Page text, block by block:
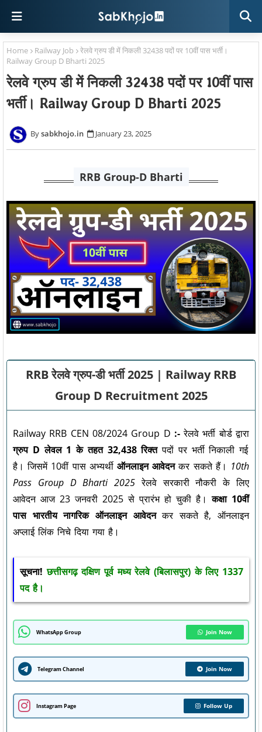
Home Railway Job
रेलवे ग्रुप डी में निकली 32438 पदों पर 10वीं पास भर्ती।
Railway Group D Bharti 2025
रेलवे ग्रुप डी में निकली 32438 पदों पर 10वीं पास
भर्ती। Railway Group D Bharti 2025
sabkhojo.in January 23, 2025
RRB Group-D Bharti
RRB रेलवे ग्रुप-डी भर्ती 2025 | Railway RRB
Group D Recruitment 2025
Railway RRB CEN 08/2024 Group D :-रेलवे भर्ती बोर्ड द्वारा
ग्रुप D लेवल 1 के तहत 32,438 रिक्तपदों पर भर्ती निकाली गई
है। जिसमें 10वीं पास अभ्यर्थी ऑनलाइन आवेदनकर सकते हैं। 10th
Pass Group D Bharti 2025 रेलवे सरकारी नौकरी के लिए
आवेदन आज 23 जनवरी 2025 से प्रारंभ हो चुकी है। कक्षा 10वीं
पास भारतीय नागरिक ऑनलाइन आवेदनकर सकते है, ऑनलाइन
अप्लाई लिंक निचे दिया गया है।
सूचना!छत्तीसगढ़ दक्षिण पूर्व मध्य रेलवे (बिलासपुर) के लिए 1337
पद है।
WhatsApp Group Join Now
Telegram Channel Join Now
Instagram Page Follow Up